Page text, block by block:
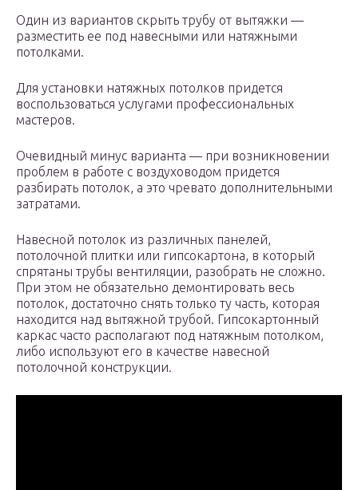
Один из вариантов скрыть трубу от вытяжки —
разместить ее под навесными или натяжными
потолками.
Для установки натяжных потолков придется
воспользоваться услугами профессиональных
мастеров.
Очевидный минус варианта — при возникновении
проблем в работе с воздуховодом придется
разбирать потолок, а это чревато дополнительными
затратами.
Навесной потолок из различных панелей,
потолочной плитки или гипсокартона, в который
спрятаны трубы вентиляции, разобрать не сложно.
При этом не обязательно демонтировать весь
потолок, достаточно снять только ту часть, которая
находится над вытяжной трубой. Гипсокартонный
каркас часто располагают под натяжным потолком,
либо используют его в качестве навесной
потолочной конструкции.